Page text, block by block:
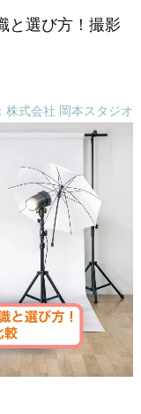
と選び方！撮影
株式会社 岡本スタジオ